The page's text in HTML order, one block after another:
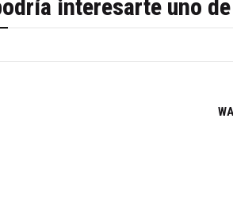
interesarte uno